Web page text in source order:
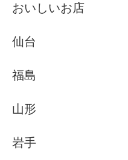
おいしいお店
仙台
福島
山形
岩手